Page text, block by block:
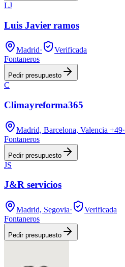
LJ
Luis Javier ramos
Madrid·
Verificada
Fontaneros
Pedir presupuesto
C
Climayreforma365
Madrid, Barcelona, Valencia +49·
Fontaneros
Pedir presupuesto
JS
J&R servicios
Madrid, Segovia·
Verificada
Fontaneros
Pedir presupuesto